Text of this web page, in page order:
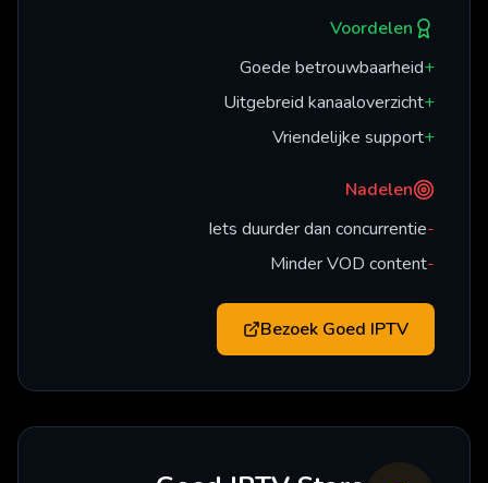
Voordelen
+
Goede betrouwbaarheid
+
Uitgebreid kanaaloverzicht
+
Vriendelijke support
Nadelen
-
Iets duurder dan concurrentie
-
Minder VOD content
Bezoek Goed IPTV